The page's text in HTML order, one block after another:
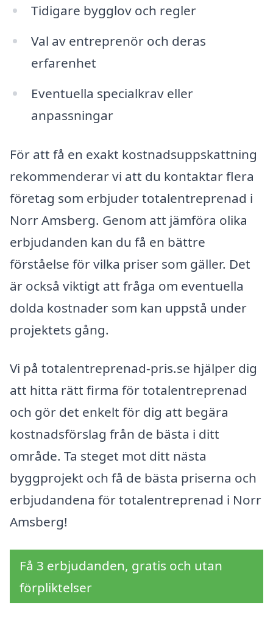
Tidigare bygglov och regler
Val av entreprenör och deras
erfarenhet
Eventuella specialkrav eller
anpassningar
För att få en exakt kostnadsuppskattning
rekommenderar vi att du kontaktar flera
företag som erbjuder totalentreprenad i
Norr Amsberg. Genom att jämföra olika
erbjudanden kan du få en bättre
förståelse för vilka priser som gäller. Det
är också viktigt att fråga om eventuella
dolda kostnader som kan uppstå under
projektets gång.
Vi på totalentreprenad-pris.se hjälper dig
att hitta rätt firma för totalentreprenad
och gör det enkelt för dig att begära
kostnadsförslag från de bästa i ditt
område. Ta steget mot ditt nästa
byggprojekt och få de bästa priserna och
erbjudandena för totalentreprenad i Norr
Amsberg!
Få 3 erbjudanden, gratis och utan
förpliktelser